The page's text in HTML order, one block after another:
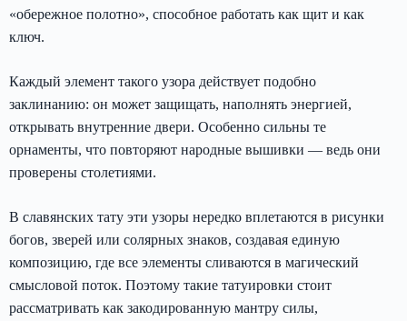
«обережное полотно», способное работать как щит и как
ключ.
Каждый элемент такого узора действует подобно
заклинанию: он может защищать, наполнять энергией,
открывать внутренние двери. Особенно сильны те
орнаменты, что повторяют народные вышивки — ведь они
проверены столетиями.
В славянских тату эти узоры нередко вплетаются в рисунки
богов, зверей или солярных знаков, создавая единую
композицию, где все элементы сливаются в магический
смысловой поток. Поэтому такие татуировки стоит
рассматривать как закодированную мантру силы,